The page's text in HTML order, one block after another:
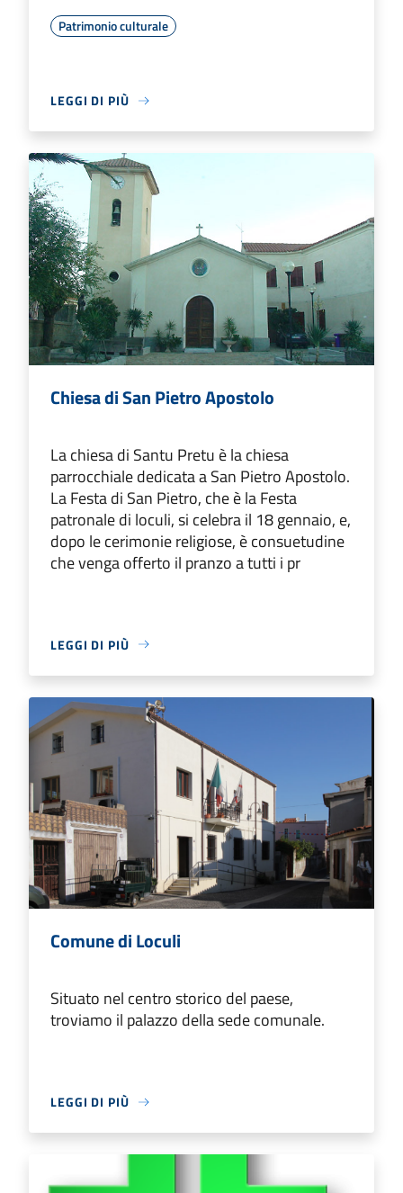
Patrimonio culturale
LEGGI DI PIÙ
Chiesa di San Pietro Apostolo
La chiesa di Santu Pretu è la chiesa
parrocchiale dedicata a San Pietro Apostolo.
La Festa di San Pietro, che è la Festa
patronale di loculi, si celebra il 18 gennaio, e,
dopo le cerimonie religiose, è consuetudine
che venga offerto il pranzo a tutti i pr
LEGGI DI PIÙ
Comune di Loculi
Situato nel centro storico del paese,
troviamo il palazzo della sede comunale.
LEGGI DI PIÙ